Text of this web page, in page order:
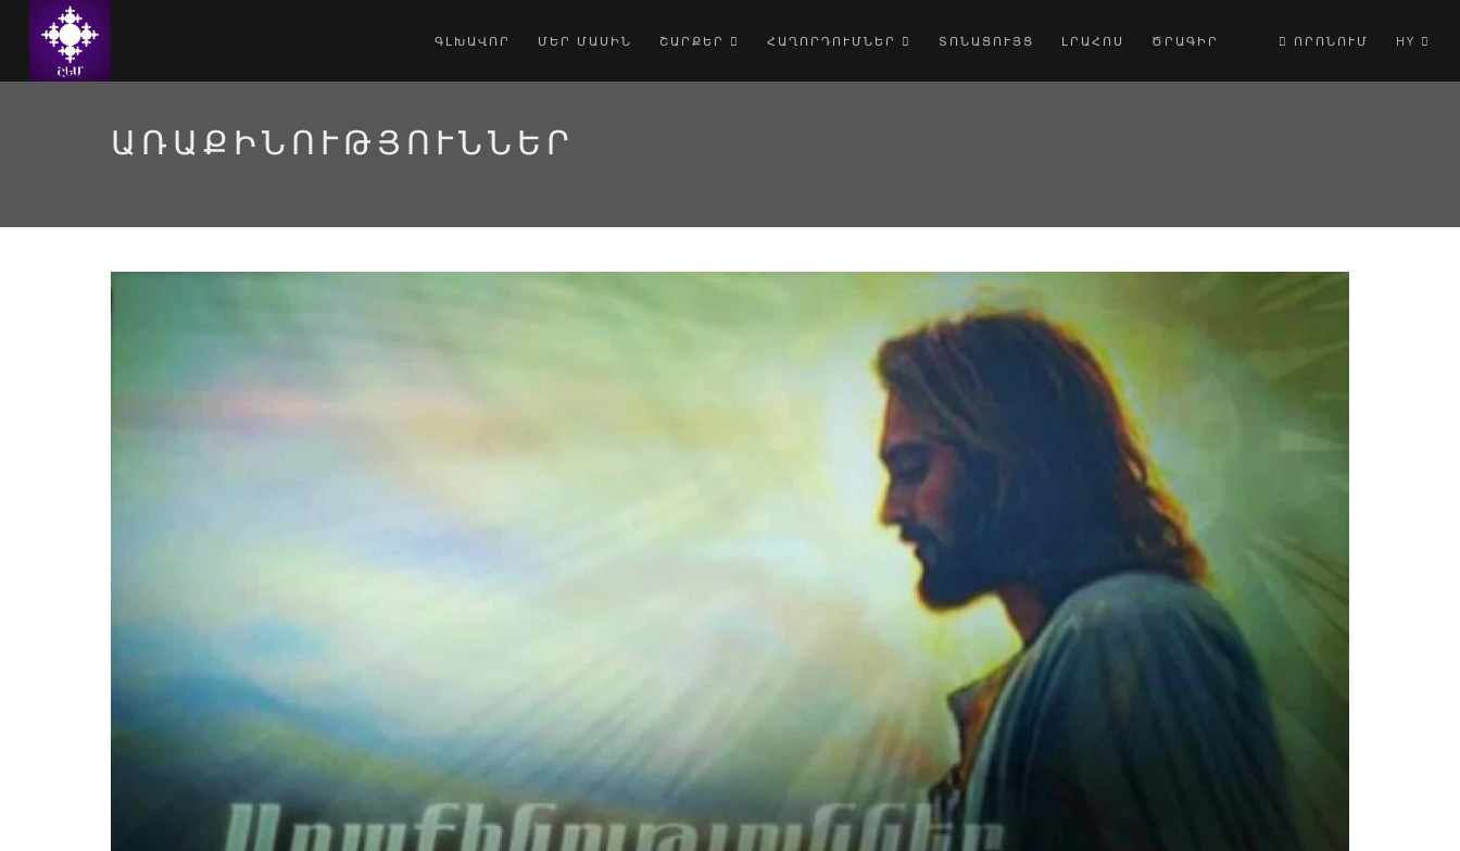
ԳԼԽԱՎՈՐ ՄԵՐ ՄԱՍԻՆ ՇԱՐՔԵՐ ՀԱՂՈՐԴՈՒՄՆԵՐ ՏՈՆԱՑՈՒՅՑ ԼՐԱՀՈՍ ԾՐԱԳԻՐ ՈՐՈՆՈՒՄ HY
ԱՌԱՔԻՆՈՒԹՅՈՒՆՆԵՐ